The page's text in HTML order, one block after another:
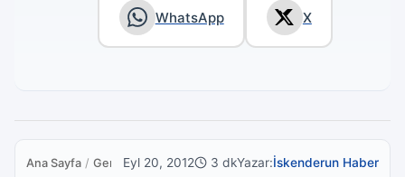
WhatsApp X
Ana Sayfa / GenelEyl 20, 2012 3 dkYazar:İskenderun Haber